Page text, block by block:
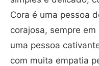
Cora é uma pessoa
corajosa, sempre
uma pessoa
com muita empatia